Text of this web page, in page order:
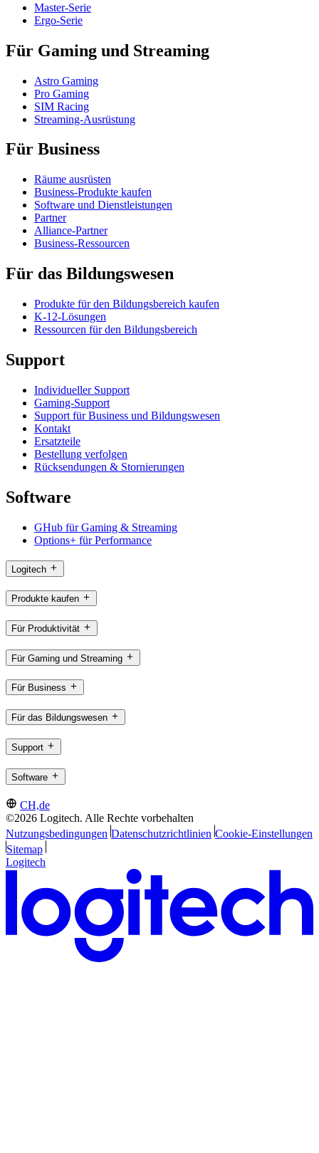
Master-Serie
Ergo-Serie
Für Gaming und Streaming
Astro Gaming
Pro Gaming
SIM Racing
Streaming-Ausrüstung
Für Business
Räume ausrüsten
Business-Produkte kaufen
Software und Dienstleistungen
Partner
Alliance-Partner
Business-Ressourcen
Für das Bildungswesen
Produkte für den Bildungsbereich kaufen
K-12-Lösungen
Ressourcen für den Bildungsbereich
Support
Individueller Support
Gaming-Support
Support für Business und Bildungswesen
Kontakt
Ersatzteile
Bestellung verfolgen
Rücksendungen & Stornierungen
Software
GHub für Gaming & Streaming
Options+ für Performance
Logitech
Produkte kaufen
Für Produktivität
Für Gaming und Streaming
Für Business
Für das Bildungswesen
Support
Software
CH,de
©2026 Logitech. Alle Rechte vorbehalten
Nutzungsbedingungen Datenschutzrichtlinien Cookie-Einstellungen
Sitemap
Logitech